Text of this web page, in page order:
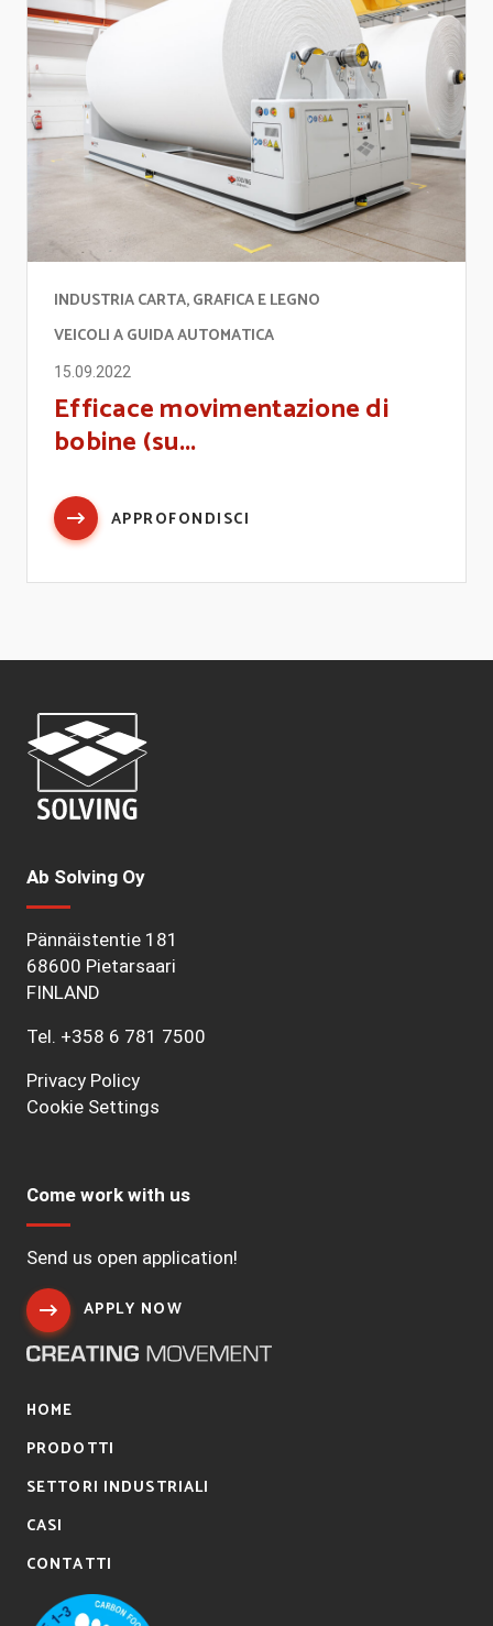
INDUSTRIA CARTA, GRAFICA E LEGNO
VEICOLI A GUIDA AUTOMATICA
15.09.2022
Efficace movimentazione di
bobine (su...
APPROFONDISCI
Ab Solving Oy
Pännäistentie 181
68600 Pietarsaari
FINLAND
Tel. +358 6 781 7500
Privacy Policy
Cookie Settings
Come work with us
Send us open application!
APPLY NOW
HOME
PRODOTTI
SETTORI INDUSTRIALI
CASI
CONTATTI